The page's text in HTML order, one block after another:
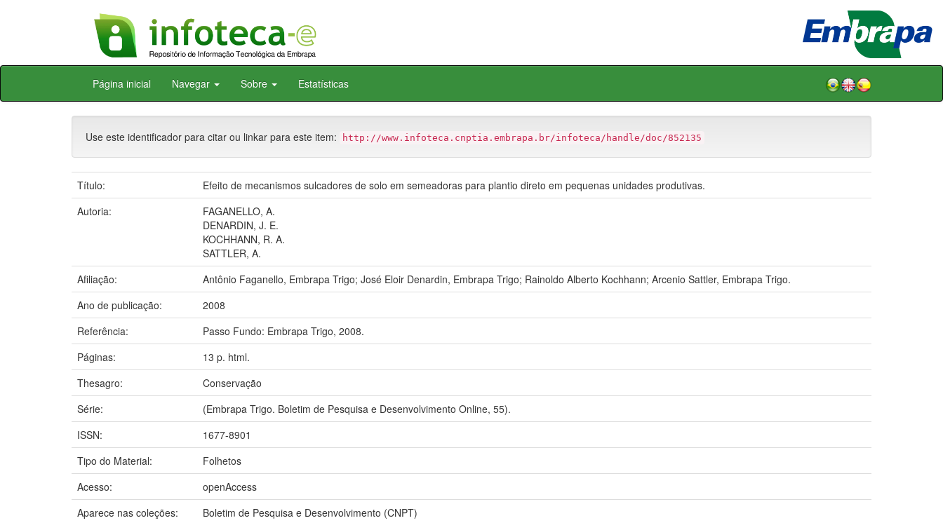
Skip
Página inicial Navegar Sobre Estatísticas
Use este identificador para citar ou linkar para este item: http://www.infoteca.cnptia.embrapa.br/infoteca/handle/doc/852135
Título:
Efeito de mecanismos sulcadores de solo em semeadoras para plantio direto em pequenas unidades produtivas.
Autoria:
FAGANELLO, A.
DENARDIN, J. E.
KOCHHANN, R. A.
SATTLER, A.
Afiliação:
Antônio Faganello, Embrapa Trigo; José Eloir Denardin, Embrapa Trigo; Rainoldo Alberto Kochhann; Arcenio Sattler, Embrapa Trigo.
Ano de publicação:
2008
Referência:
Passo Fundo: Embrapa Trigo, 2008.
Páginas:
13 p. html.
Thesagro:
Conservação
Série:
(Embrapa Trigo. Boletim de Pesquisa e Desenvolvimento Online, 55).
ISSN:
1677-8901
Tipo do Material:
Folhetos
Acesso:
openAccess
Aparece nas coleções:
Boletim de Pesquisa e Desenvolvimento (CNPT)